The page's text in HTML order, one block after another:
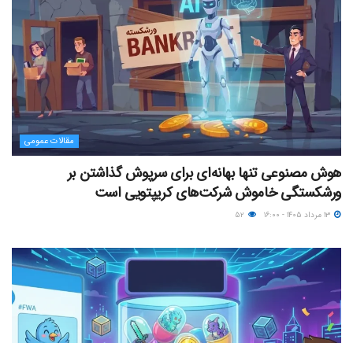
مقالات عمومی
هوش مصنوعی تنها بهانه‌ای برای سرپوش گذاشتن بر
ورشکستگی خاموش شرکت‌های کریپتویی است